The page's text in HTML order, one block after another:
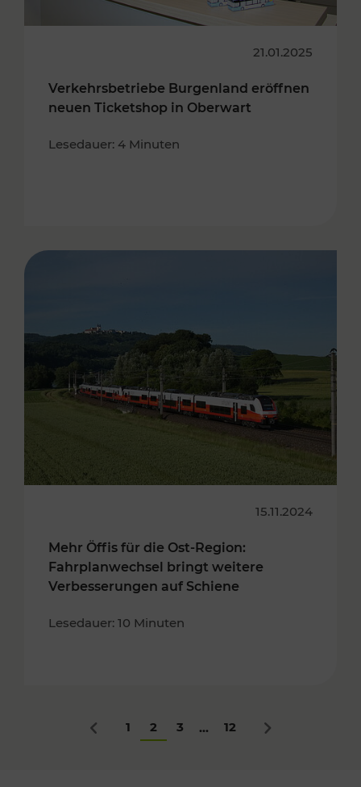
21.01.2025
Verkehrsbetriebe Burgenland eröffnen
neuen Ticketshop in Oberwart
Lesedauer: 4 Minuten
15.11.2024
Mehr Öffis für die Ost-Region:
Fahrplanwechsel bringt weitere
Verbesserungen auf Schiene
Lesedauer: 10 Minuten
Zurück
1 2 3 ... 12 Nächstes